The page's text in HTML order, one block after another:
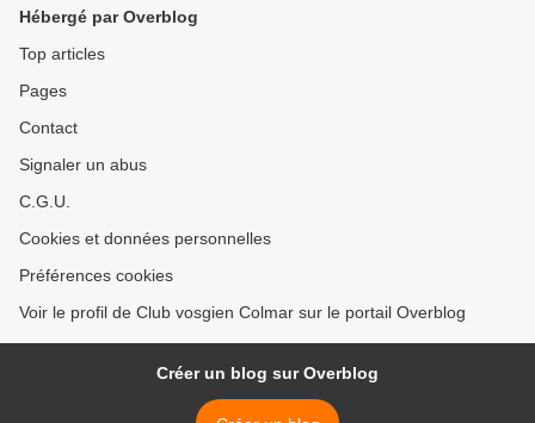
Hébergé par Overblog
Top articles
Pages
Contact
Signaler un abus
C.G.U.
Cookies et données personnelles
Préférences cookies
Voir le profil de Club vosgien Colmar sur le portail Overblog
Créer un blog sur Overblog